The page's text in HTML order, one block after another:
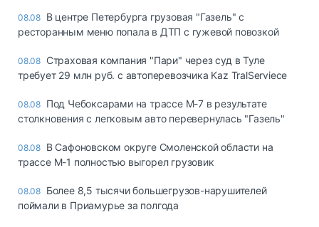
08.08 В центре Петербурга грузовая "Газель" с
ресторанным меню попала в ДТП с гужевой повозкой
08.08 Страховая компания "Пари" через суд в Туле
требует 29 млн руб. с автоперевозчика Kaz TralServiece
08.08 Под Чебоксарами на трассе М-7 в результате
столкновения с легковым авто перевернулась "Газель"
08.08 В Сафоновском округе Смоленской области на
трассе М-1 полностью выгорел грузовик
08.08 Более 8,5 тысячи большегрузов-нарушителей
поймали в Приамурье за полгода